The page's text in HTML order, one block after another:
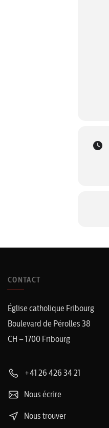
CONTACT
Église catholique Fribourg
Boulevard de Pérolles 38
CH – 1700 Fribourg
+41 26 426 34 21
Nous écrire
Nous trouver